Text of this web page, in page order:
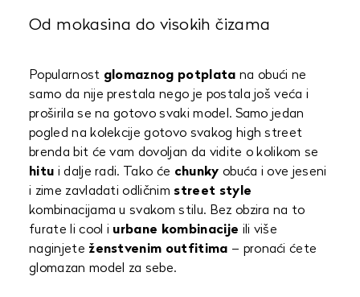
Od mokasina do visokih čizama
Popularnost glomaznog potplata na obući ne
samo da nije prestala nego je postala još veća i
proširila se na gotovo svaki model. Samo jedan
pogled na kolekcije gotovo svakog high street
brenda bit će vam dovoljan da vidite o kolikom se
hitu i dalje radi. Tako će chunky obuća i ove jeseni
i zime zavladati odličnim street style
kombinacijama u svakom stilu. Bez obzira na to
furate li cool i urbane kombinacije ili više
naginjete ženstvenim outfitima – pronaći ćete
glomazan model za sebe.